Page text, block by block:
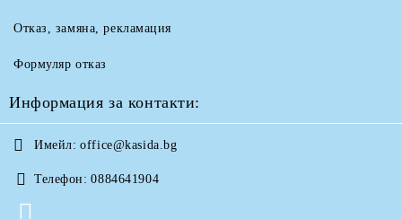
Отказ, замяна, рекламация
Формуляр отказ
Информация за контакти:
Имейл: office@kasida.bg
Телефон: 0884641904